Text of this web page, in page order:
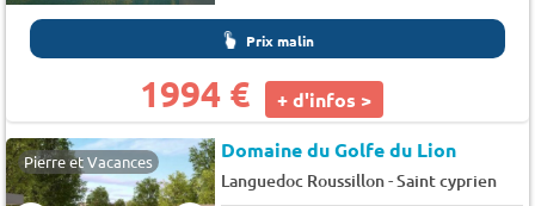
Prix malin
1994 € + d'infos >
Pierre et Vacances Domaine du Golfe du Lion
Languedoc Roussillon-Saint cyprien